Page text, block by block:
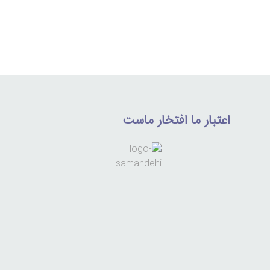
اعتبار ما افتخار ماست